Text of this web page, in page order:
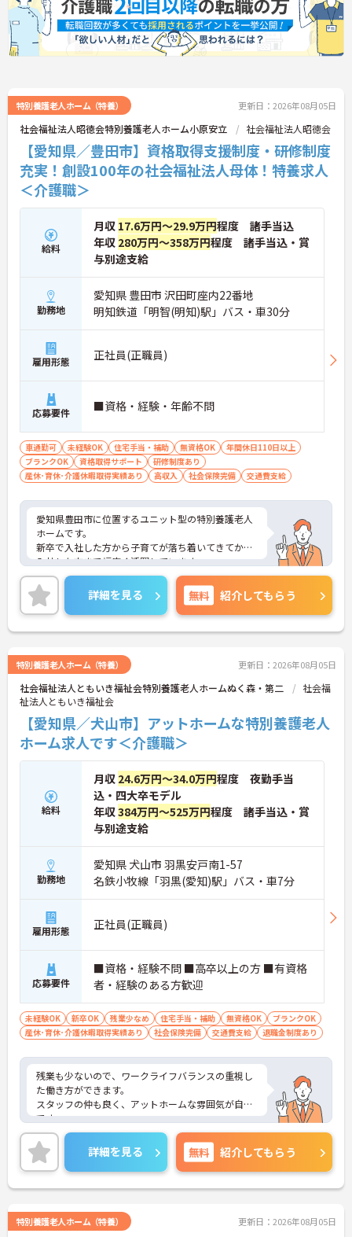
特別養護老人ホーム（特養） 更新日：2026年08月05日
社会福祉法人昭徳会特別養護老人ホーム小原安立 社会福祉法人昭徳会
【愛知県／豊田市】資格取得支援制度・研修制度
充実！創設100年の社会福祉法人母体！特養求人
＜介護職＞
給料
月収 17.6万円～29.9万円程度 諸手当込
年収 280万円～358万円程度 諸手当込・賞
与別途支給
勤務地
愛知県 豊田市 沢田町座内22番地
明知鉄道「明智(明知)駅」バス・車30分
雇用形態 正社員(正職員)
応募要件 ■資格・経験・年齢不問
車通勤可 未経験OK 住宅手当・補助 無資格OK
年間休日110日以上
ブランクOK
資格取得サポート
研修制度あり
産休･育休･介護休暇取得実績あり
高収入 社会保険完備 交通費支給
愛知県豊田市に位置するユニット型の特別養護老人
ホームです。
新卒で入社した方から子育てが落ち着いてきてから
入社した方まで幅広く活躍しています。
各ご家庭の環境にも理解のあるスタッフばかりで
す。困った人がいたら声をかけたり、協力して仕事
を進めたり…職場が第二の家庭のように職員同士の
仲の良さが施設の自慢です♪
無資格・未経験の方でも、研修制度や資格取得支援
場です！
ご興味をお持ちの方には詳細の情報や面接のポイン
トをお伝えしますのでお気軽にお問い合わせくださ
いませ。
詳細を見る 無料 紹介してもらう
特別養護老人ホーム（特養） 更新日：2026年08月05日
社会福祉法人ともいき福祉会特別養護老人ホームぬく森・第二
社会福
祉法人ともいき福祉会
【愛知県／犬山市】アットホームな特別養護老人
ホーム求人です＜介護職＞
給料
月収 24.6万円～34.0万円程度 夜勤手当
込・四大卒モデル
年収384万円～525万円程度 諸手当込・賞
与別途支給
勤務地
愛知県 犬山市 羽黒安戸南1-57
名鉄小牧線「羽黒(愛知)駅」バス・車7分
雇用形態 正社員(正職員)
応募要件
■資格・経験不問 ■高卒以上の方 ■有資格
者・経験のある方歓迎
未経験OK 新卒OK 残業少なめ 住宅手当・補助 無資格OK
ブランクOK
産休･育休･介護休暇取得実績あり
社会保険完備 交通費支給 退職金制度あり
残業も少ないので、ワークライフバランスの重視し
た働き方ができます。
スタッフの仲も良く、アットホームな雰囲気が自慢
です。
ご興味ある方には、面接対策ポイントなど、詳細を
お話しいたしますのでお気軽にご相談ください。
詳細を見る 無料 紹介してもらう
特別養護老人ホーム（特養） 更新日：2026年08月05日